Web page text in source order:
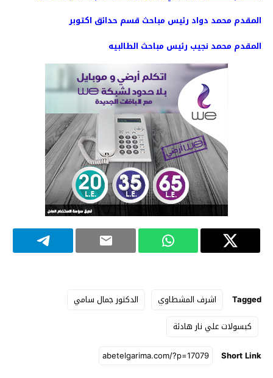
المقدم محمد دواد رئيس مباحث قسم حدائق اكتوبر
المقدم محمد نجيب رئيس مباحث الطالبيه
Tagged اشرف المشطاوي
الدكتور جمال سامي
كبسولات علي نار هادئة
Short Link